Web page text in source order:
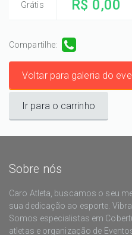
Grátis R$ 0,00
Compartilhe:
Voltar para galeria do
Ir para o carrinho
Sobre nós
Caro Atleta, buscamos o seu
sua dedicação ao esporte.
Somos especialistas em
atletas e organização de